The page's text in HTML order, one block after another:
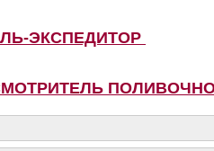
ЭКСПЕДИТОР